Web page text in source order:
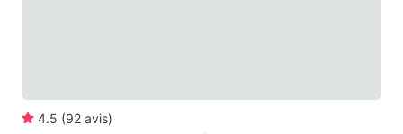
4.5 (92 avis)